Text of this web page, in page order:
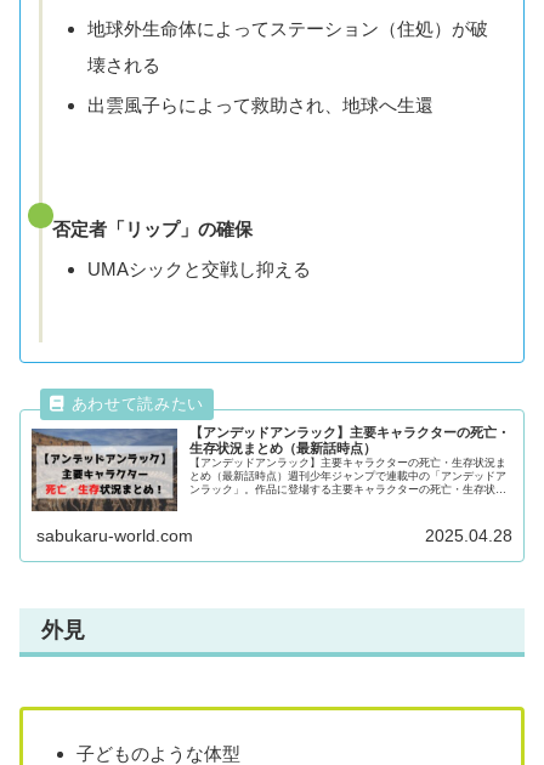
地球外生命体によってステーション（住処）が破
壊される
出雲風子らによって救助され、地球へ生還
否定者「リップ」の確保
UMAシックと交戦し抑える
【アンデッドアンラック】主要キャラクターの死亡・
生存状況まとめ（最新話時点）
【アンデッドアンラック】主要キャラクターの死亡・生存状況ま
とめ（最新話時点）週刊少年ジャンプで連載中の「アンデッドア
ンラック」。作品に登場する主要キャラクターの死亡・生存状況
sabukaru-world.com 2025.04.28
外見
子どものような体型